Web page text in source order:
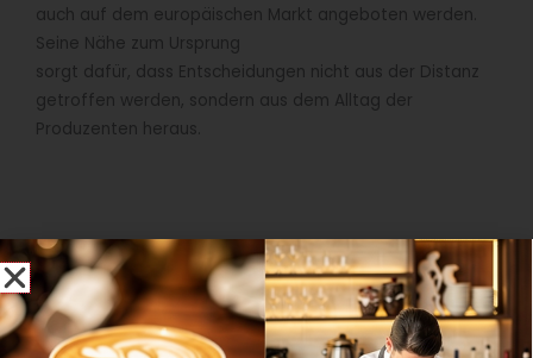
auch auf dem europäischen Markt angeboten werden.
Seine Nähe zum Ursprung
sorgt dafür, dass Entscheidungen nicht aus der Distanz
getroffen werden, sondern aus dem Alltag der
Produzenten heraus.
Lernen im Ursprung: Themen, die bleiben
Ein zentraler Bestandteil der Reisen ist die inhaltliche
Arbeit vor Ort. Es geht nicht um Vollständigkeit, sondern